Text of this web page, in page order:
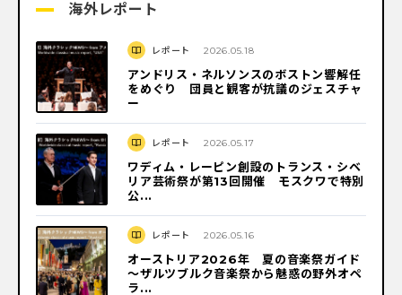
海外レポート
レポート 2026.05.18
アンドリス・ネルソンスのボストン響解任
をめぐり 団員と観客が抗議のジェスチャ
ー
レポート 2026.05.17
ワディム・レーピン創設のトランス・シベ
リア芸術祭が第13回開催 モスクワで特別
公...
レポート 2026.05.16
オーストリア2026年 夏の音楽祭ガイド
～ザルツブルク音楽祭から魅惑の野外オペ
ラ...